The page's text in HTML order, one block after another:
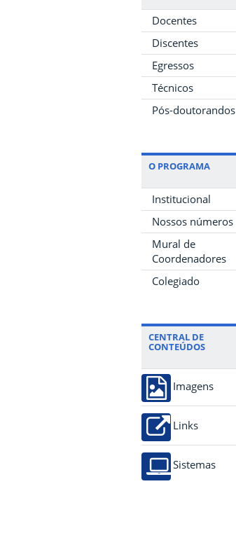
Docentes
Discentes
Egressos
Técnicos
Pós-doutorandos
O PROGRAMA
Institucional
Nossos números
Mural de
Coordenadores
Colegiado
CENTRAL DE
CONTEÚDOS
Imagens
Links
Sistemas